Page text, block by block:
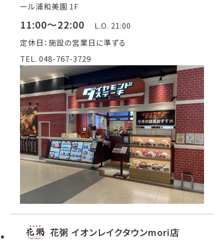
ール浦和美園 1F
11:00～22:00
L.O. 21:00
定休日：施設の営業日に準ずる
TEL. 048-767-3729
花粥 イオンレイクタウンmori店